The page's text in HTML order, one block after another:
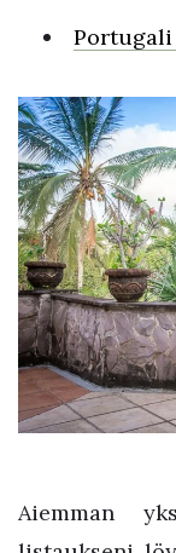
Portugali
Aiemman